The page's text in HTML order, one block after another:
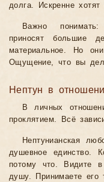
долга. Искренне хотят
Важно
приносят большие
материальное. Но
Ощущение, что вы
Нептун в
В личных
проклятием. Всё
Нептунианская
душевное единство.
потому что. Видите
душу. Принимаете его